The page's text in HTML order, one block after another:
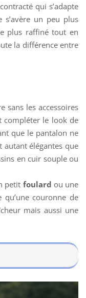
qui s’adapte
un peu plus
plus raffiné tout en
la différence entre
sans les accessoires
compléter le look de
que le pantalon ne
autant élégantes que
en cuir souple ou
petit foulard ou une
couronne de
mais aussi une